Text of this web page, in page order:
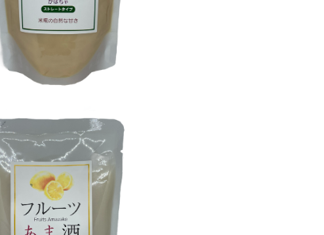
あまざけ レモン
¥300